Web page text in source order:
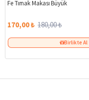
Fe Tırnak Makası Büyük
170,00 ₺ 180,00 ₺
Birlikte Al